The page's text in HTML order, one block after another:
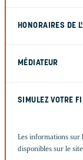
HONORAIRES DE
MÉDIATEUR
SIMULEZ VOTRE
Les informations sur
disponibles sur le